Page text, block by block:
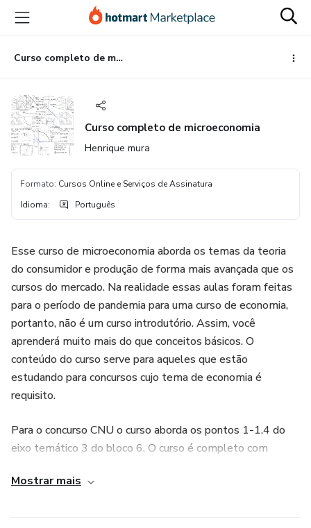
para
conteúdo
principal
para
pagamento
para
rodapé
Curso completo de microeconomia
Curso completo de microeconomia
Henrique mura
Formato: Cursos Online e Serviços de Assinatura
Idioma: Português
Esse curso de microeconomia aborda os temas da teoria
do consumidor e produção de forma mais avançada que os
cursos do mercado. Na realidade essas aulas foram feitas
para o período de pandemia para uma curso de economia,
portanto, não é um curso introdutório. Assim, você
aprenderá muito mais do que conceitos básicos. O
conteúdo do curso serve para aqueles que estão
estudando para concursos cujo tema de economia é
requisito.
Para o concurso CNU o curso aborda os pontos 1-1.4 do
eixo temático 3 do bloco 6. O curso é completo com
que após o curso você vai gabaritar nesse tema.
Tenho experiência de mais de 10 anos de docência e mais
Mostrar mais